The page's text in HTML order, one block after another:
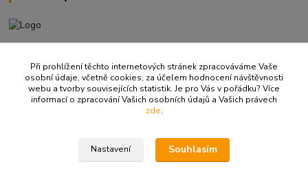
(Po-Pá, 9-18 hod.)
info@ritualbrno-eshop.cz
Při prohlížení těchto internetových stránek zpracováváme Vaše
osobní údaje, včetně cookies, za účelem hodnocení návštěvnosti
webu a tvorby souvisejících statistik. Je pro Vás v pořádku? Více
informací o zpracování Vašich osobních údajů a Vašich právech
zde.
Nastavení Souhlasím